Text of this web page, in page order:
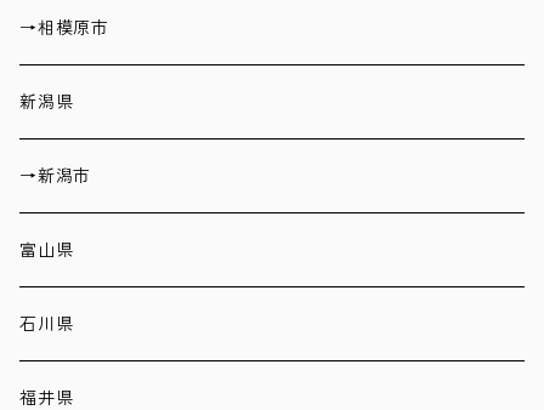
→相模原市
新潟県
→新潟市
富山県
石川県
福井県